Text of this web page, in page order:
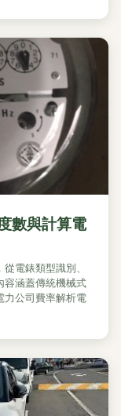
數與計算電
電錶類型識別、
容涵蓋傳統機械式
力公司費率解析電